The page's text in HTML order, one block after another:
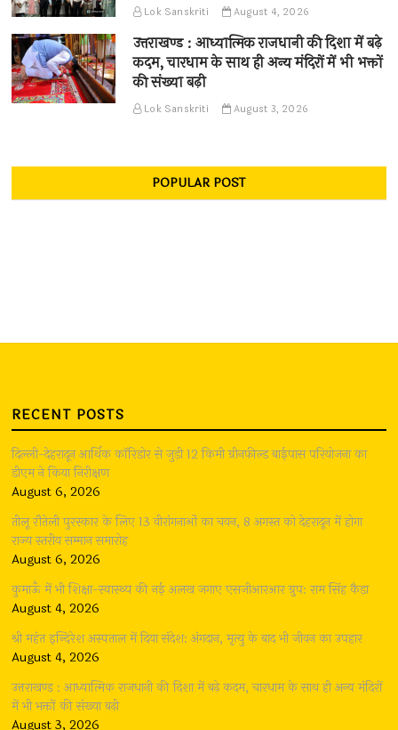
Lok Sanskriti August 4, 2026
उत्तराखण्ड : आध्यात्मिक राजधानी की दिशा में बढ़े
कदम, चारधाम के साथ ही अन्य मंदिरों में भी भक्तों
की संख्या बढ़ी
Lok Sanskriti August 3, 2026
POPULAR POST
RECENT POSTS
दिल्ली-देहरादून आर्थिक कॉरिडोर से जुड़ी 12 किमी ग्रीनफील्ड बाईपास परियोजना का
डीएम ने किया निरीक्षण
August 6, 2026
तीलू रौतेली पुरस्कार के लिए 13 वीरांगनाओं का चयन, 8 अगस्त को देहरादून में होगा
राज्य स्तरीय सम्मान समारोह
August 6, 2026
कुमाऊँ में भी शिक्षा-स्वास्थ्य की नई अलख जगाए एसजीआरआर ग्रुप: राम सिंह कैड़ा
August 4, 2026
श्री महंत इन्दिरेश अस्पताल में दिया संदेश: अंगदान, मृत्यु के बाद भी जीवन का उपहार
August 4, 2026
उत्तराखण्ड : आध्यात्मिक राजधानी की दिशा में बढ़े कदम, चारधाम के साथ ही अन्य मंदिरों
में भी भक्तों की संख्या बढ़ी
August 3, 2026